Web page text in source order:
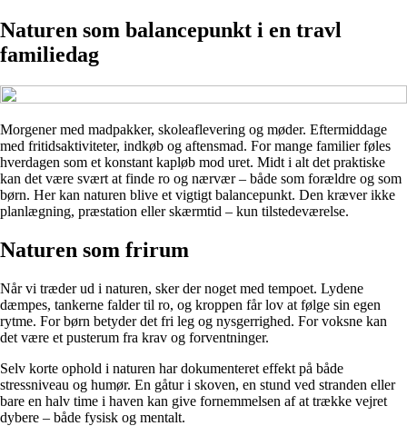
Naturen som balancepunkt i en travl
familiedag
Morgener med madpakker, skoleaflevering og møder. Eftermiddage
med fritidsaktiviteter, indkøb og aftensmad. For mange familier føles
hverdagen som et konstant kapløb mod uret. Midt i alt det praktiske
kan det være svært at finde ro og nærvær – både som forældre og som
børn. Her kan naturen blive et vigtigt balancepunkt. Den kræver ikke
planlægning, præstation eller skærmtid – kun tilstedeværelse.
Naturen som frirum
Når vi træder ud i naturen, sker der noget med tempoet. Lydene
dæmpes, tankerne falder til ro, og kroppen får lov at følge sin egen
rytme. For børn betyder det fri leg og nysgerrighed. For voksne kan
det være et pusterum fra krav og forventninger.
Selv korte ophold i naturen har dokumenteret effekt på både
stressniveau og humør. En gåtur i skoven, en stund ved stranden eller
bare en halv time i haven kan give fornemmelsen af at trække vejret
dybere – både fysisk og mentalt.